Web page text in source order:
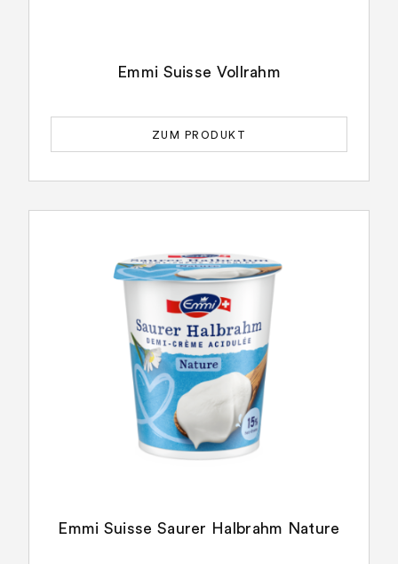
Emmi Suisse Vollrahm
ZUM PRODUKT
Emmi Suisse Saurer Halbrahm Nature